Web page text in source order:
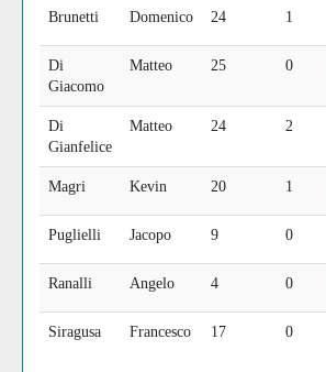
Brunetti Domenico 24 1
Di
Giacomo
Matteo 25 0
Di
Gianfelice
Matteo 24 2
Magri Kevin 20 1
Puglielli Jacopo 9 0
Ranalli Angelo 4 0
Siragusa Francesco 17 0